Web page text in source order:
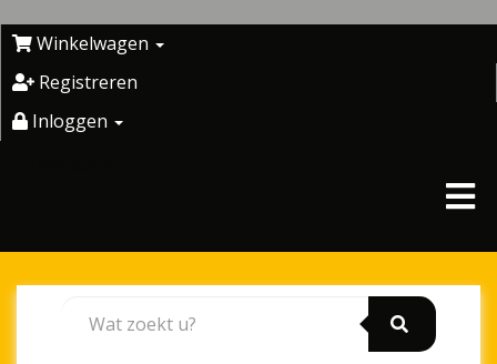
to
content
Winkelwagen
Registreren
Inloggen